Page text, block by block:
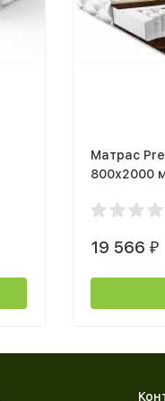
Матрас
800х2000
19 566 ₽